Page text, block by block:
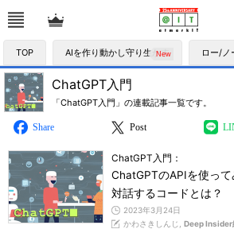
TOP AIを作り動かし守り生かす ロー/ノ
ChatGPT入門
「ChatGPT入門」の連載記事一覧です。
Share Post
ChatGPT入門：
ChatGPTのAPIを使っ
対話するコードとは？
2023年3月24日
かわさきしんじ, Deep Insider